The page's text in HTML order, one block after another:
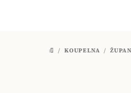
DOMŮ
/ KOUPELNA /